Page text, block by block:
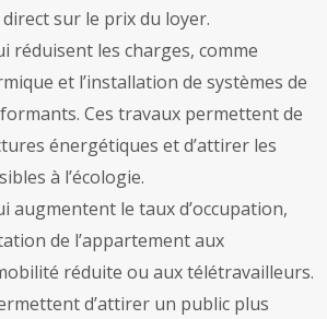
sur le prix du loyer.
réduisent les charges, comme
et l’installation de systèmes de
Ces travaux permettent de
énergétiques et d’attirer les
à l’écologie.
augmentent le taux d’occupation,
de l’appartement aux
réduite ou aux télétravailleurs.
d’attirer un public plus